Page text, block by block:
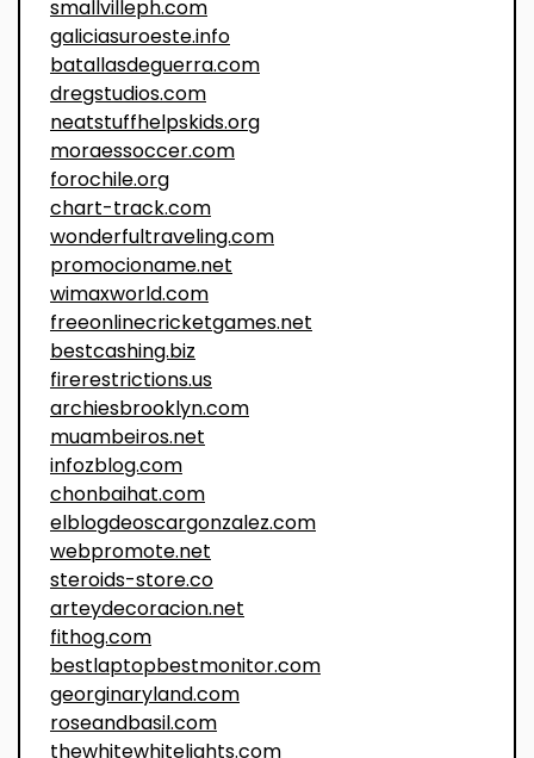
smallvilleph.com
galiciasuroeste.info
batallasdeguerra.com
dregstudios.com
neatstuffhelpskids.org
moraessoccer.com
forochile.org
chart-track.com
wonderfultraveling.com
promocioname.net
wimaxworld.com
freeonlinecricketgames.net
bestcashing.biz
firerestrictions.us
archiesbrooklyn.com
muambeiros.net
infozblog.com
chonbaihat.com
elblogdeoscargonzalez.com
webpromote.net
steroids-store.co
arteydecoracion.net
fithog.com
bestlaptopbestmonitor.com
georginaryland.com
roseandbasil.com
thewhitewhitelights.com